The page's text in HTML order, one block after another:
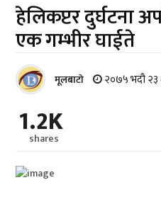
हेलिकप्टर दुर्घटना
एक गम्भीर घाईते
मूलबाटाे २०७५ भदौ २३
1.2K
shares